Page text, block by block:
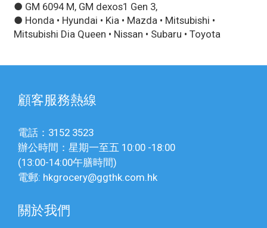
● GM 6094 M, GM dexos1 Gen 3,
● Honda • Hyundai • Kia • Mazda • Mitsubishi •
Mitsubishi Dia Queen • Nissan • Subaru • Toyota
顧客服務熱線
電話：3152 3523
辦公時間：星期一至五 10:00 -18:00
(13:00-14:00午膳時間)
電郵: hkgrocery@ggthk.com.hk
關於我們